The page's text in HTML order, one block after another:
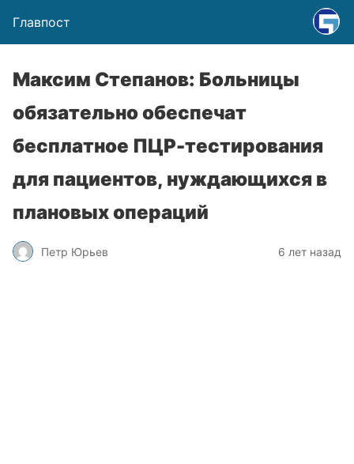
Главпост
Максим Степанов: Больницы
обязательно обеспечат
бесплатное ПЦР-тестирования
для пациентов, нуждающихся в
плановых операций
Петр Юрьев 6 лет назад